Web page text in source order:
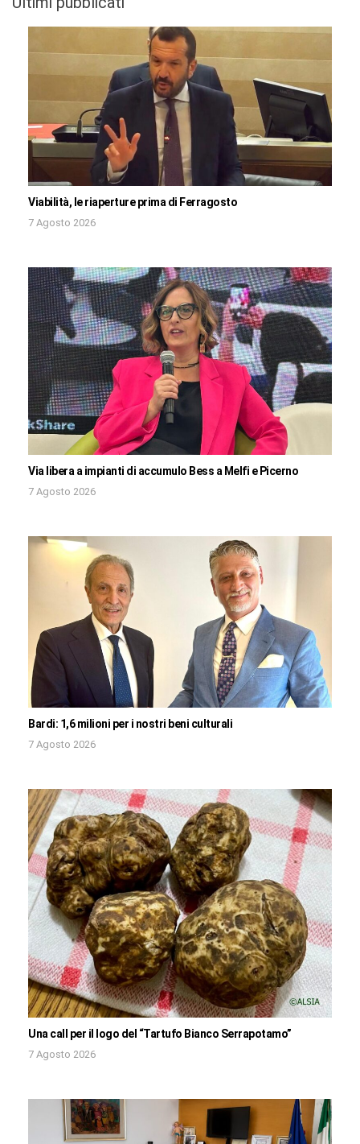
Viabilità, le riaperture prima di Ferragosto
7 Agosto 2026
Via libera a impianti di accumulo Bess a Melfi e Picerno
7 Agosto 2026
Bardi: 1,6 milioni per i nostri beni culturali
7 Agosto 2026
Una call per il logo del “Tartufo Bianco Serrapotamo”
7 Agosto 2026